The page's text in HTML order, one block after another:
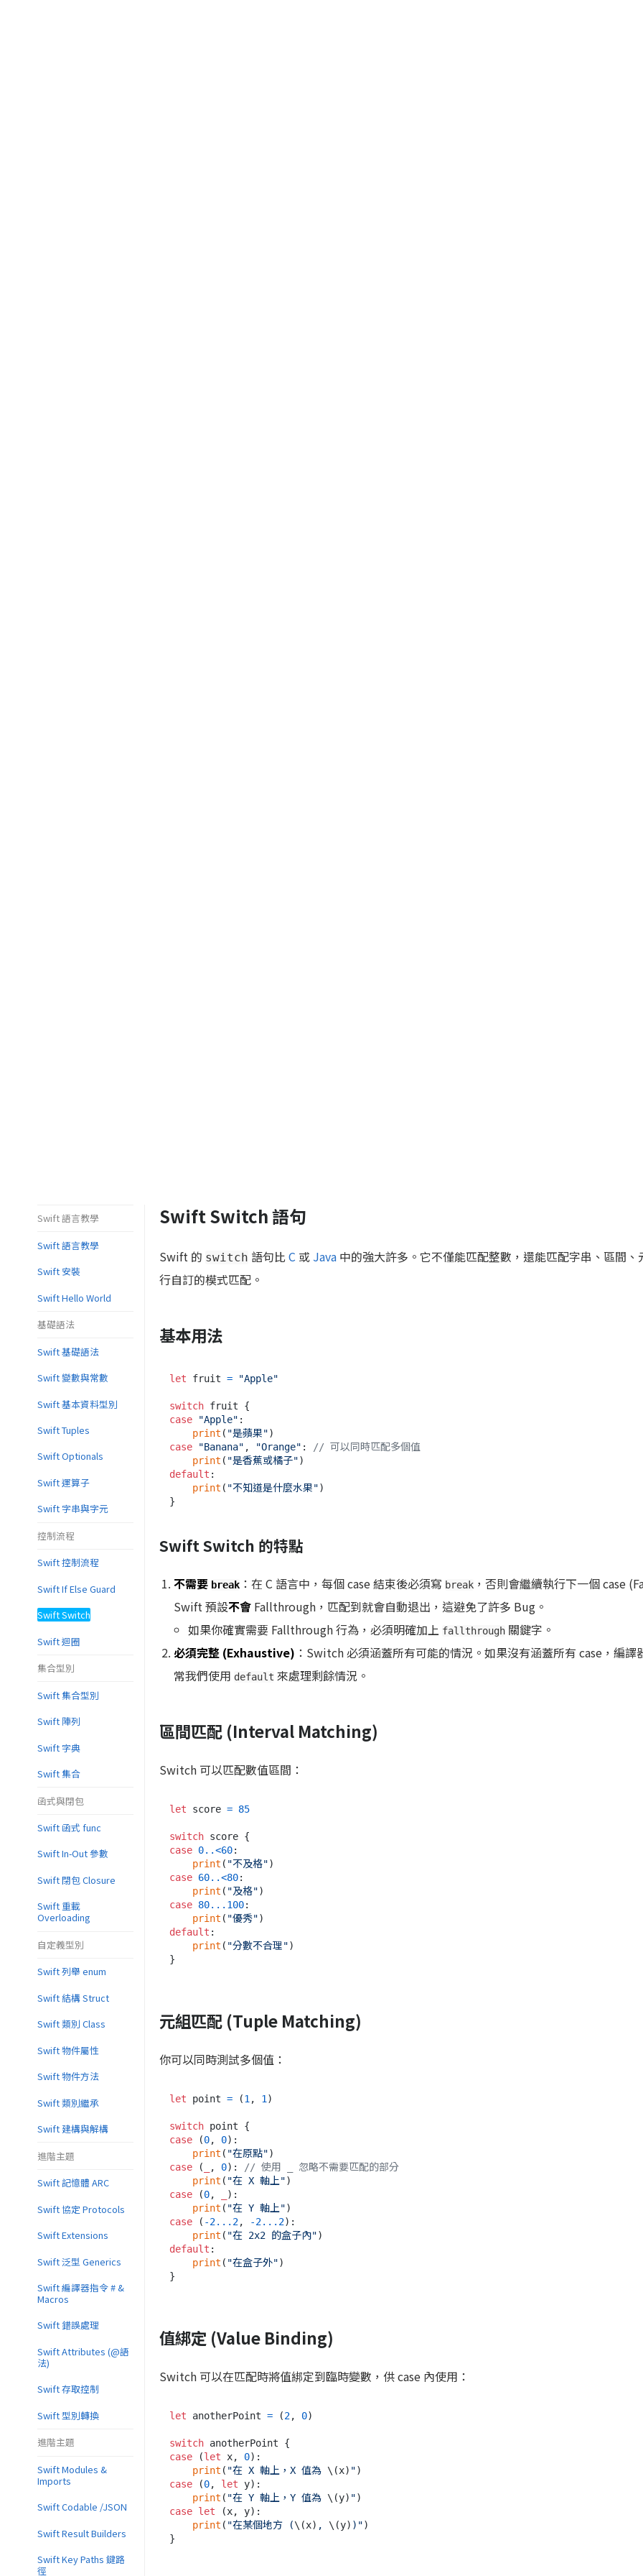
Swift Switch 語句
Swift 的 switch 語句比 C 或 Java 中的強大許多。它不僅能匹配整數，還能匹配字串、區間、
行自訂的模式匹配。
基本用法
let fruit = "Apple"
switch
case
"Apple" :
print ( "是蘋果"
case
"Banana" , "Orange" :
// 可以同時匹配多個值
print ( "是香蕉或橘子"
default :
print ( "不知道是什麼水果")
Swift Switch 的特點
不需要 break ：在 C 語言中，每個 case 結束後必須寫 break ，否則會繼續執行下一個 case
Swift 預設不會 Fallthrough，匹配到就會自動退出，這避免了許多 Bug。
如果你確實需要 Fallthrough 行為，必須明確加上 fallthrough 關鍵字。
必須完整 (Exhaustive) ：Switch 必須涵蓋所有可能的情況。如果沒有涵蓋所有 case，編譯
常我們使用 default 來處理剩餘情況。
區間匹配 (Interval Matching)
Switch 可以匹配數值區間：
let score = 85
switch
case 0..<60:
print ( "不及格"
case 60..<80:
print ( "及格"
case 80... 100:
print ( "優秀"
default :
print ( "分數不合理")
元組匹配 (Tuple Matching)
你可以同時測試多個值：
let point = (1 , 1 )
switch
case (0, 0):
print ( "在原點"
case ( , 0):
// 使用 _ 忽略不需要匹配的部分
print ( "在 X 軸上"
case (0,
):
print ( "在 Y 軸上"
case ( -2... 2, -2... 2):
print ( "在 2x2 的盒子內"
default :
print ( "在盒子外")
值綁定 (Value Binding)
Switch 可以在匹配時將值綁定到臨時變數，供 case 內使用：
let anotherPoint = (2, 0)
switch
case (let x, 0):
print ( "在 X 軸上，X 值為 \(x) "
case (0, let y):
print ( "在 Y 軸上，Y 值為 \(y) "
case let (x, y):
print ( "在某個地方 (\(x) , \(y) )")
Swift 語言教學
Swift 語言教學
Swift 安裝
Swift Hello World
基礎語法
Swift 基礎語法
Swift 變數與常數
Swift 基本資料型別
Swift Tuples
Swift Optionals
Swift 運算子
Swift 字串與字元
控制流程
Swift 控制流程
Swift If Else Guard
Swift Switch
Swift 迴圈
集合型別
Swift 集合型別
Swift 陣列
Swift 字典
Swift 集合
函式與閉包
Swift 函式 func
Swift In-Out 參數
Swift 閉包 Closure
Swift 重載
Overloading
自定義型別
Swift 列舉 enum
Swift 結構 Struct
Swift 類別 Class
Swift 物件屬性
Swift 物件方法
Swift 類別繼承
Swift 建構與解構
進階主題
Swift 記憶體 ARC
Swift 協定 Protocols
Swift Extensions
Swift 泛型 Generics
Swift 編譯器指令 # &
Macros
Swift 錯誤處理
Swift Attributes (@語
法)
Swift 存取控制
Swift 型別轉換
進階主題
Swift Modules &
Imports
Swift Codable /JSON
Swift Result Builders
Swift Key Paths 鍵路
徑